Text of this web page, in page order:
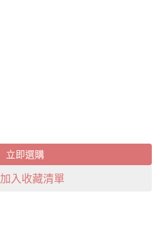
立即選購
加入收藏清單